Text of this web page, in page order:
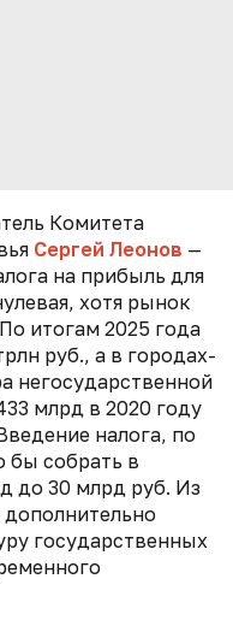
Комитета
Сергей Леонов —
на прибыль для
хотя рынок
итогам 2025 года
руб., а в городах-
негосударственной
млрд в 2020 году
налога, по
бы собрать в
до 30 млрд руб. Из
государственных